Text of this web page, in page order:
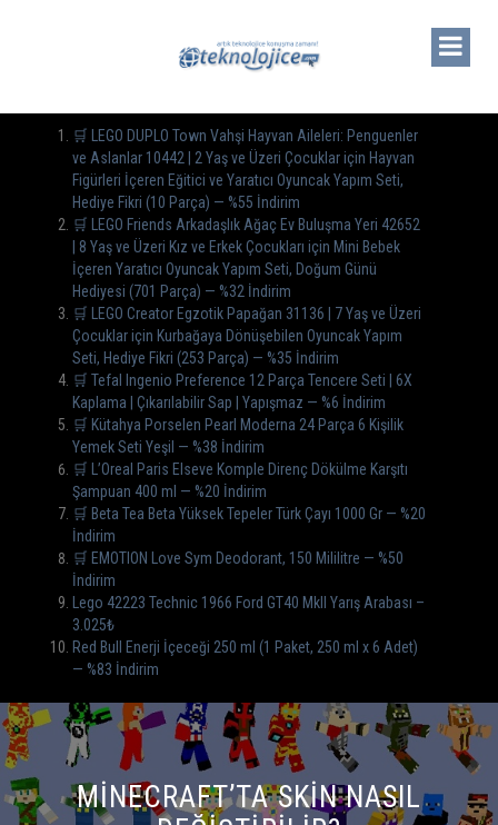
🛒 LEGO DUPLO Town Vahşi Hayvan Aileleri: Penguenler
ve Aslanlar 10442 | 2 Yaş ve Üzeri Çocuklar için Hayvan
Figürleri İçeren Eğitici ve Yaratıcı Oyuncak Yapım Seti,
Hediye Fikri (10 Parça) — %55 İndirim
🛒 LEGO Friends Arkadaşlık Ağaç Ev Buluşma Yeri 42652
| 8 Yaş ve Üzeri Kız ve Erkek Çocukları için Mini Bebek
İçeren Yaratıcı Oyuncak Yapım Seti, Doğum Günü
Hediyesi (701 Parça) — %32 İndirim
🛒 LEGO Creator Egzotik Papağan 31136 | 7 Yaş ve Üzeri
Çocuklar için Kurbağaya Dönüşebilen Oyuncak Yapım
Seti, Hediye Fikri (253 Parça) — %35 İndirim
🛒 Tefal Ingenio Preference 12 Parça Tencere Seti | 6X
Kaplama | Çıkarılabilir Sap | Yapışmaz — %6 İndirim
🛒 Kütahya Porselen Pearl Moderna 24 Parça 6 Kişilik
Yemek Seti Yeşil — %38 İndirim
🛒 L’Oreal Paris Elseve Komple Direnç Dökülme Karşıtı
Şampuan 400 ml — %20 İndirim
🛒 Beta Tea Beta Yüksek Tepeler Türk Çayı 1000 Gr — %20
İndirim
🛒 EMOTION Love Sym Deodorant, 150 Mililitre — %50
İndirim
Lego 42223 Technic 1966 Ford GT40 MkII Yarış Arabası –
3.025₺
Red Bull Enerji İçeceği 250 ml (1 Paket, 250 ml x 6 Adet)
— %83 İndirim
MINECRAFT’TA SKIN NASIL
DEĞIŞTIRILIR?